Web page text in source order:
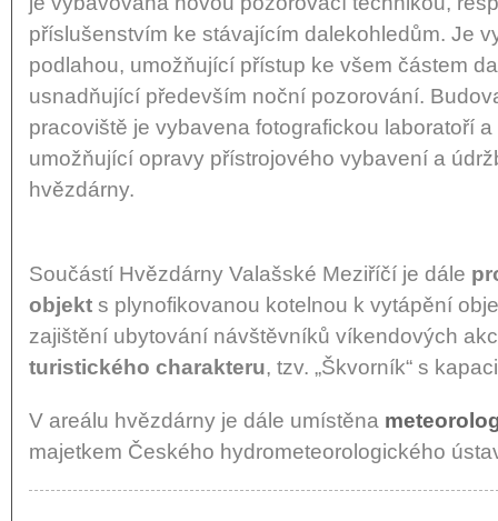
příslušenstvím ke stávajícím dalekohledům. Je
podlahou, umožňující přístup ke všem částem
usnadňující především noční pozorování.
pracoviště je vybavena fotografickou laboratoří
umožňující opravy přístrojového vybavení a
hvězdárny.
Součástí Hvězdárny Valašské Meziříčí je dále
objekt s plynofikovanou kotelnou k vytápění
zajištění ubytování návštěvníků víkendových
turistického charakteru, tzv. „Škvorník“ s
V areálu hvězdárny je dále umístěna
majetkem Českého hydrometeorologického